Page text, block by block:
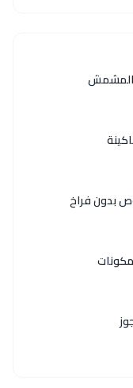
المشمش
بدون فراخ